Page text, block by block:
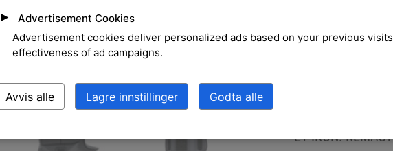
MX Master 3S
ET IKON.
►
Advertisement Cookies
Advertisement cookies deliver personalized ads based on your previous
effectiveness of ad campaigns.
Avvis alle Lagre innstillinger Godta alle